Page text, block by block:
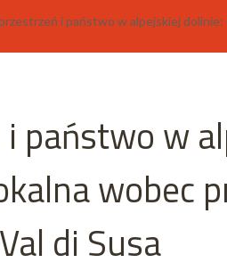
i państwo w alpejskiej dolinie:
państwo w
wobec
di Susa